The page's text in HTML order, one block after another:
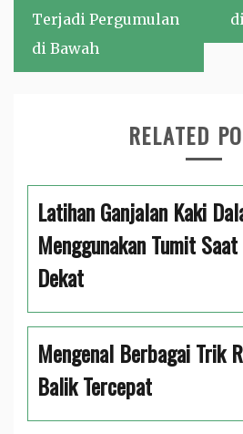
Terjadi Pergumulan
di Bawah
RELATED
Latihan Ganjalan Kaki
Menggunakan Tumit
Dekat
Mengenal Berbagai Trik
Balik Tercepat